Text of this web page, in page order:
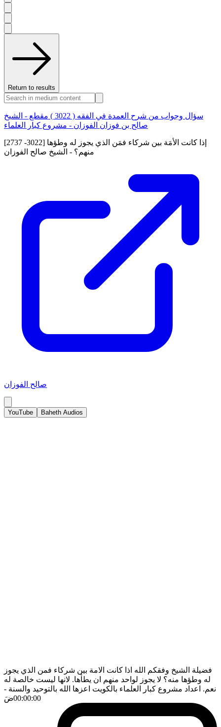
Return to results
سؤال وجواب من شرح العمدة في الفقه ( 3022 ) مقطع - الشيخ
صالح بن فوزان الفوزان - مشروع كبار العلماء
[2737 -3022] إذا كانت الأمَة بين شركاء فمَن الذي يجوز له وطؤها
منهم؟ - الشيخ صالح الفوزان
صالح الفوزان
YouTube Baheth Audios
فضيلة الشيخ وفقكم الله اذا كانت الامة بين شركاء فمن الذي يجوز
له وطؤها منه؟ لا يجوز لواحد منهم ان يطأها. لانها ليست خالصة له
نعم. اعداد مشروع كبار العلماء بالكويت اعزها الله بالتوحيد والسنة -
00:00:00ضَ